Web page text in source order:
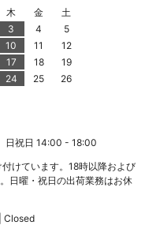
木 金
土
3 4
5
10 11
12
17 18
19
24 25
26
日祝日 14:00 - 18:00
けています。18時以降および
日曜・祝日の出荷業務はお休
Closed